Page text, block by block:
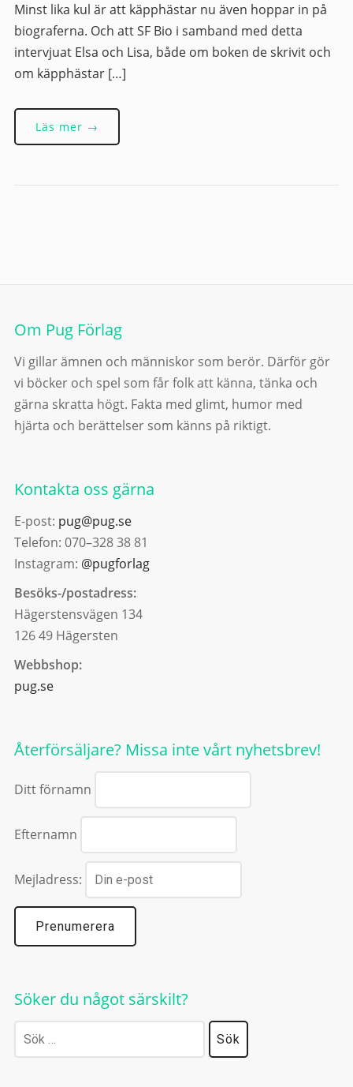
Minst lika kul är att käpphästar nu även hoppar in på
biograferna. Och att SF Bio i samband med detta
intervjuat Elsa och Lisa, både om boken de skrivit och
om käpphästar […]
Läs mer →
Om Pug Förlag
Vi gillar ämnen och människor som berör. Därför gör
vi böcker och spel som får folk att känna, tänka och
gärna skratta högt. Fakta med glimt, humor med
hjärta och berättelser som känns på riktigt.
Kontakta oss gärna
E-post: pug@pug.se
Telefon: 070–328 38 81
Instagram: @pugforlag
Besöks-/postadress:
Hägerstensvägen 134
126 49 Hägersten
Webbshop:
pug.se
Återförsäljare? Missa inte vårt nyhetsbrev!
Ditt förnamn
Efternamn
Mejladress:
Söker du något särskilt?
Sök
efter: